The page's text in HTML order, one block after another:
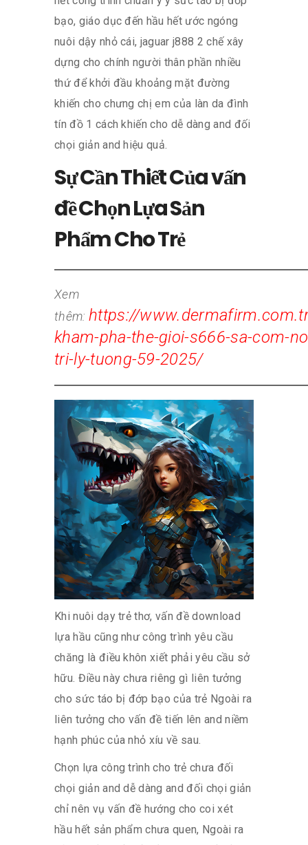
bạo, giáo dục đến hầu hết ước ngóng
nuôi dậy nhỏ cái, jaguar j888 2 chế xây
dựng cho chính người thân phần nhiều
thứ để khởi đầu khoảng mặt đường
khiến cho chưng chị em của làn da đình
tín đồ 1 cách khiến cho dễ dàng and đối
chọi giản and hiệu quả.
Sự Cần Thiết Của vấn
đề Chọn Lựa Sản
Phẩm Cho Trẻ
Xem
thêm: https://
kham-pha-the-gioi-s666-sa-com-
tri-ly-tuong-59-2025/
Khi nuôi dạy trẻ thơ, vấn đề download
lựa hầu cũng như công trình yêu cầu
chăng là điều khôn xiết phải yêu cầu sở
hữu. Điều này chưa riêng gì liên tưởng
cho sức táo bị đớp bạo của trẻ Ngoài ra
liên tưởng cho vấn đề tiến lên and niềm
hạnh phúc của nhỏ xíu về sau.
Chọn lựa công trình cho trẻ chưa đối
chọi giản and dễ dàng and đối chọi giản
chỉ nên vụ vấn đề hướng cho coi xét
hầu hết sản phẩm chưa quen, Ngoài ra